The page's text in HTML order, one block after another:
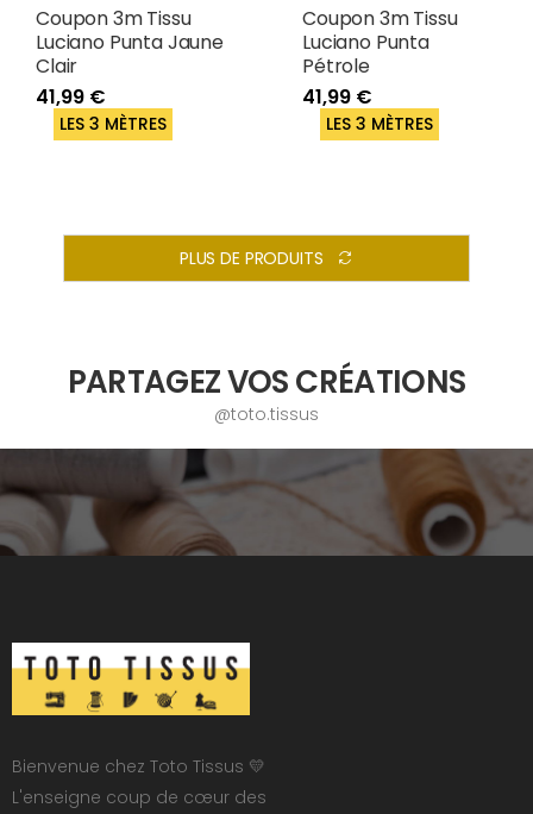
Coupon 3m Tissu
Luciano Punta Jaune
Clair
41,99 €
LES 3 MÈTRES
Coupon 3m Tissu
Luciano Punta
Pétrole
41,99 €
LES 3 MÈTRES
PLUS DE PRODUITS
PARTAGEZ VOS CRÉATIONS
@toto.tissus
Bienvenue chez Toto Tissus 💛
L'enseigne coup de cœur des